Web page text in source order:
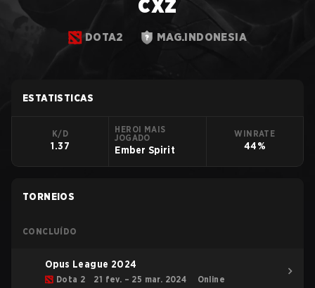
DOTA2 MAG.INDONESIA
ESTATISTICAS
K/D
1.37
HEROI MAIS
JOGADO
Ember Spirit
WINRATE
44%
TORNEIOS
CONCLUÍDO
Opus League 2024
Dota 2 21 fev. – 25 mar. 2024 Online